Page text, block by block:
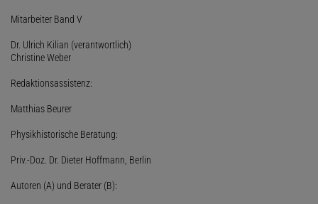
Mitarbeiter Band V
Dr. Ulrich Kilian (verantwortlich)
Christine Weber
Redaktionsassistenz:
Matthias Beurer
Physikhistorische Beratung:
Priv.-Doz. Dr. Dieter Hoffmann, Berlin
Autoren (A) und Berater (B):